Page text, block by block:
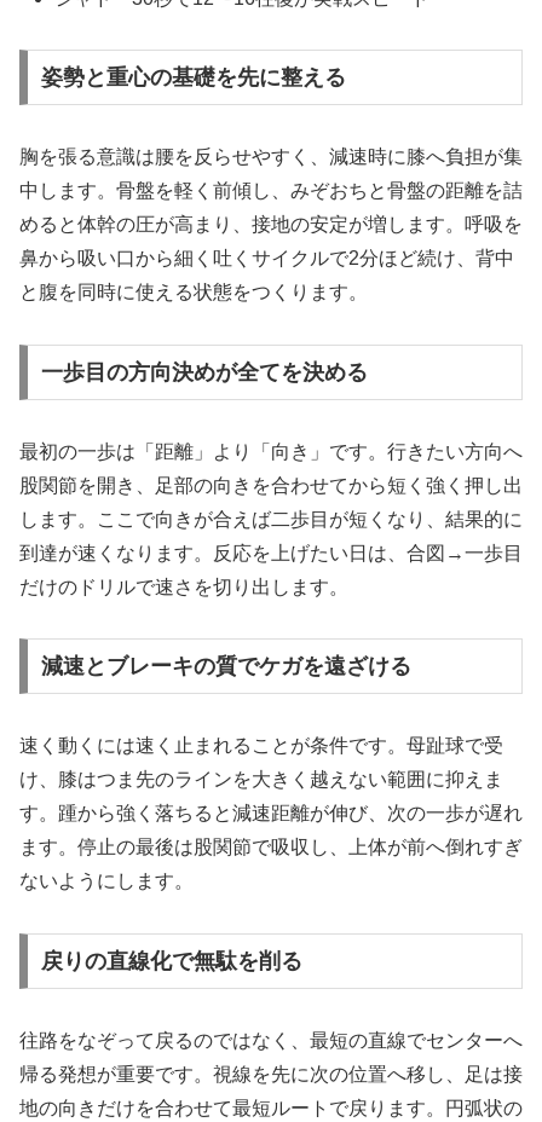
姿勢と重心の基礎を先に整える
胸を張る意識は腰を反らせやすく、減速時に膝へ負担が集
中します。骨盤を軽く前傾し、みぞおちと骨盤の距離を詰
めると体幹の圧が高まり、接地の安定が増します。呼吸を
鼻から吸い口から細く吐くサイクルで2分ほど続け、背中
と腹を同時に使える状態をつくります。
一歩目の方向決めが全てを決める
最初の一歩は「距離」より「向き」です。行きたい方向へ
股関節を開き、足部の向きを合わせてから短く強く押し出
します。ここで向きが合えば二歩目が短くなり、結果的に
到達が速くなります。反応を上げたい日は、合図→一歩目
だけのドリルで速さを切り出します。
減速とブレーキの質でケガを遠ざける
速く動くには速く止まれることが条件です。母趾球で受
け、膝はつま先のラインを大きく越えない範囲に抑えま
す。踵から強く落ちると減速距離が伸び、次の一歩が遅れ
ます。停止の最後は股関節で吸収し、上体が前へ倒れすぎ
ないようにします。
戻りの直線化で無駄を削る
往路をなぞって戻るのではなく、最短の直線でセンターへ
帰る発想が重要です。視線を先に次の位置へ移し、足は接
地の向きだけを合わせて最短ルートで戻ります。円弧状の